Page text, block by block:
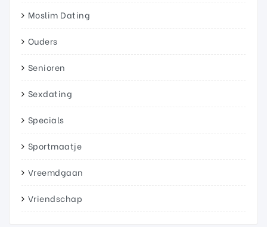
Moslim Dating
Ouders
Senioren
Sexdating
Specials
Sportmaatje
Vreemdgaan
Vriendschap